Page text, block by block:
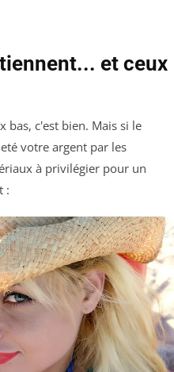
et ceux
bas, c'est bien. Mais si le
votre argent par les
à privilégier pour un
: